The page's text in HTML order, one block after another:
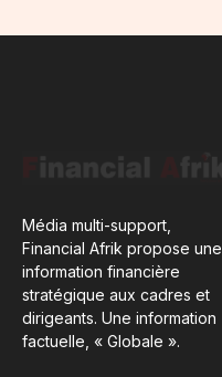
Média multi-support,
Financial Afrik propose une
information financière
stratégique aux cadres et
dirigeants. Une information
factuelle, « Globale ».